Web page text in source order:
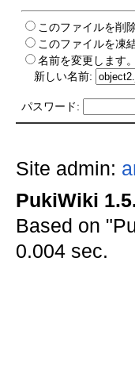
このファイルを削
このファイルを凍
名前を変更します
新しい名前:
パスワード:
Site admin:
PukiWiki
Based on
0.004 sec.